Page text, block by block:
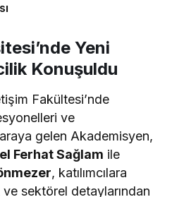
Yeni
Konuşuldu
Fakültesi’nde
ve
gelen Akademisyen,
Ferhat Sağlam ile
, katılımcılara
sektörel detaylarından